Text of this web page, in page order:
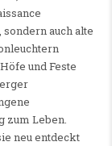
auch alte
und Feste
zum Leben.
neu entdeckt